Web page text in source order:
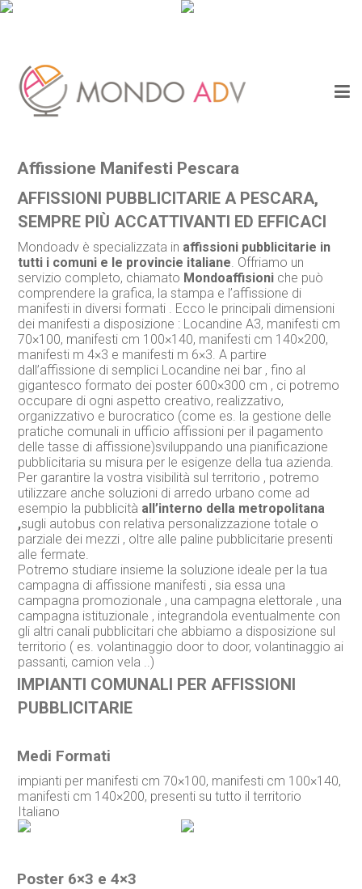
Affissione Manifesti Pescara
AFFISSIONI PUBBLICITARIE A PESCARA,
SEMPRE PIÙ ACCATTIVANTI ED EFFICACI
Mondoadv è specializzata in affissioni pubblicitarie in
tutti i comuni e le provincie italiane. Offriamo un
servizio completo, chiamato Mondoaffisioni che può
comprendere la grafica, la stampa e l’affissione di
manifesti in diversi formati . Ecco le principali dimensioni
dei manifesti a disposizione : Locandine A3, manifesti cm
70×100, manifesti cm 100×140, manifesti cm 140×200,
manifesti m 4×3 e manifesti m 6×3. A partire
dall’affissione di semplici Locandine nei bar , fino al
gigantesco formato dei poster 600×300 cm , ci potremo
occupare di ogni aspetto creativo, realizzativo,
organizzativo e burocratico (come es. la gestione delle
pratiche comunali in ufficio affissioni per il pagamento
delle tasse di affissione)sviluppando una pianificazione
pubblicitaria su misura per le esigenze della tua azienda.
Per garantire la vostra visibilità sul territorio , potremo
utilizzare anche soluzioni di arredo urbano come ad
esempio la pubblicità all’interno della metropolitana
,sugli autobus con relativa personalizzazione totale o
parziale dei mezzi , oltre alle paline pubblicitarie presenti
alle fermate.
Potremo studiare insieme la soluzione ideale per la tua
campagna di affissione manifesti , sia essa una
campagna promozionale , una campagna elettorale , una
campagna istituzionale , integrandola eventualmente con
gli altri canali pubblicitari che abbiamo a disposizione sul
territorio ( es. volantinaggio door to door, volantinaggio ai
passanti, camion vela ..)
IMPIANTI COMUNALI PER AFFISSIONI
PUBBLICITARIE
Medi Formati
impianti per manifesti cm 70×100, manifesti cm 100×140,
manifesti cm 140×200, presenti su tutto il territorio
Italiano
Poster 6×3 e 4×3